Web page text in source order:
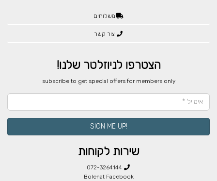
משלוחים
צור קשר
הצטרפו לניוזלטר שלנו!
​subscribe to get special offers for members only
!SIGN ME UP
שירות לקוחות
072-3264144
Bolenat Facebook